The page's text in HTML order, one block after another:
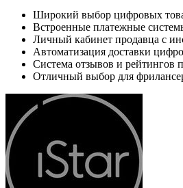
Широкий выбор цифровых
Встроенные платежные
Личный кабинет продавца с
Автоматизация доставки
Система отзывов и рейтингов
Отличный выбор для